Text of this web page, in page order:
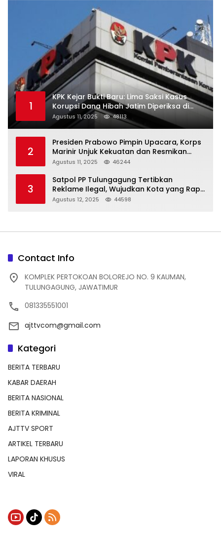
1
KPK Kejar Bukti Baru: Lima Saksi Kasus
Korupsi Dana Hibah Jatim Diperiksa di
Trenggalek
Agustus 11, 2025 48113
2
Presiden Prabowo Pimpin Upacara, Korps
Marinir Unjuk Kekuatan dan Resmikan
Struktur Baru
Agustus 11, 2025 46244
3
Satpol PP Tulungagung Tertibkan
Reklame Ilegal, Wujudkan Kota yang Rapi
dan Indah
Agustus 12, 2025 44598
Contact Info
KOMPLEK PERTOKOAN BOLOREJO NO. 9 KAUMAN,
TULUNGAGUNG, JAWATIMUR
081335551001
ajttvcom@gmail.com
Kategori
BERITA TERBARU
KABAR DAERAH
BERITA NASIONAL
BERITA KRIMINAL
AJTTV SPORT
ARTIKEL TERBARU
LAPORAN KHUSUS
VIRAL